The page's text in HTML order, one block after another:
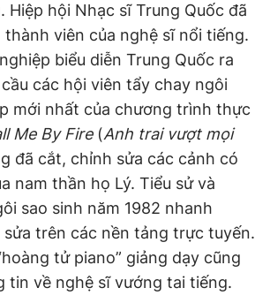
Hiệp hội Nhạc sĩ Trung Quốc đã
viên của nghệ sĩ nổi tiếng.
biểu diễn Trung Quốc ra
các hội viên tẩy chay ngôi
mới nhất của chương trình thực
Me By Fire(Anh trai vượt mọi
đã cắt, chỉnh sửa các cảnh có
nam thần họ Lý. Tiểu sử và
sao sinh năm 1982 nhanh
trên các nền tảng trực tuyến.
tử piano” giảng dạy cũng
tin về nghệ sĩ vướng tai tiếng.